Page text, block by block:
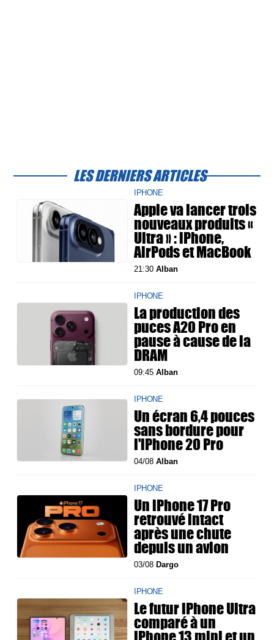
LES DERNIERS ARTICLES
IPHONE
Apple va lancer trois
nouveaux produits «
Ultra » : iPhone,
AirPods et MacBook
21:30Alban
IPHONE
La production des
puces A20 Pro en
pause à cause de la
DRAM
09:45Alban
IPHONE
Un écran 6,4 pouces
sans bordure pour
l'iPhone 20 Pro
04/08Alban
IPHONE
Un iPhone 17 Pro
retrouvé intact
après une chute
depuis un avion
03/08 Dargo
IPHONE
Le futur iPhone Ultra
comparé à un